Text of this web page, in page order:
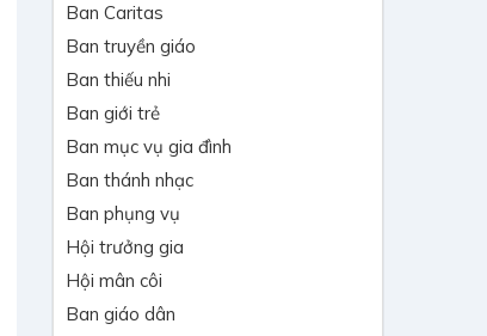
Ban Caritas
Ban truyền giáo
Ban thiếu nhi
Ban giới trẻ
Ban mục vụ gia đình
Ban thánh nhạc
Ban phụng vụ
Hội trưởng gia
Hội mân côi
Ban giáo dân